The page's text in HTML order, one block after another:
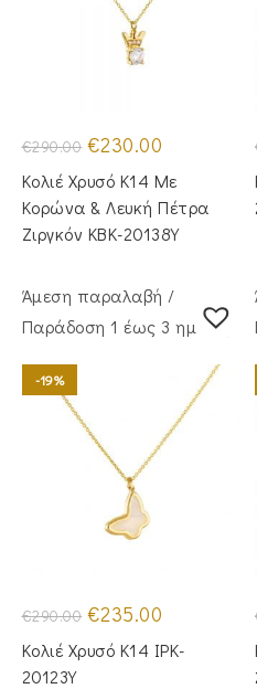
€290.00 Original
price
was:
€290.00.
€230.00
τιμή
είναι:
€230.00.
Κολιέ Χρυσό Κ14 Με
Κορώνα & Λευκή Πέτρα
Ζιργκόν KBK-20138Y
Άμεση παραλαβή /
Παράδoση 1 έως 3 ημέρες
-19%
€290.00 Original
price
was:
€290.00.
€235.00
τιμή
είναι:
Κολιέ Χρυσό Κ14 IPK-
20123Y